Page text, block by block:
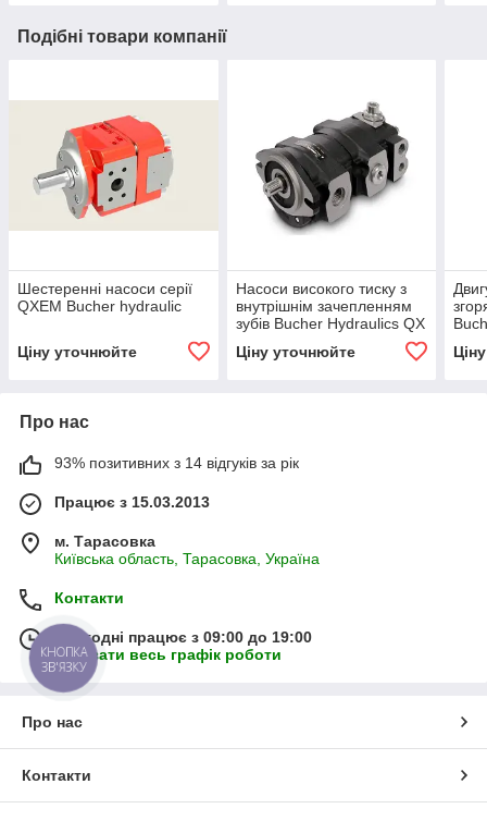
Подібні товари компанії
Шестеренні насоси серії
QXEM Bucher hydraulic
Ціну уточнюйте
Насоси високого тиску з
внутрішнім зачепленням
зубів Bucher Hydraulics QX
Ціну уточнюйте
Про нас
93% позитивних з 14 відгуків за рік
Працює з 15.03.2013
м. Тарасовка
Київська область, Тарасовка, Україна
Контакти
Сьогодні працює з 09:00 до 19:00
Показати весь графік роботи
Про нас
Контакти
КНОПКА
ЗВ'ЯЗКУ